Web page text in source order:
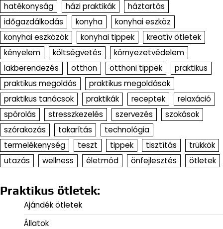
hatékonyság
házi praktikák
háztartás
időgazdálkodás
konyha
konyhai eszköz
konyhai eszközök
konyhai tippek
kreatív ötletek
kényelem
költségvetés
környezetvédelem
lakberendezés
otthon otthoni tippek
praktikus
praktikus megoldás
praktikus megoldások
praktikus tanácsok
praktikák receptek
relaxáció
spórolás
stresszkezelés szervezés
szokások
szórakozás
takarítás
technológia
termelékenység
teszt tippek tisztítás
trükkök
utazás
wellness életmód önfejlesztés ötletek
Praktikus ötletek:
Ajándék ötletek
Állatok